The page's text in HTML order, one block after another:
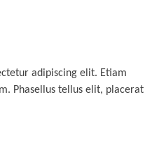
adipiscing elit. Etiam
Phasellus tellus elit, placerat